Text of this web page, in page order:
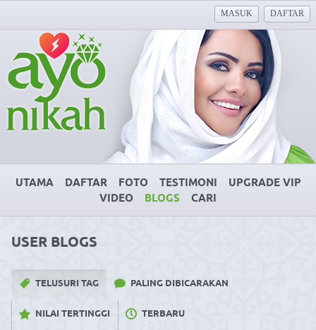
MASUK DAFTAR
UTAMA DAFTAR FOTO TESTIMONI
UPGRADE VIP
VIDEO
BLOGS CARI
USER BLOGS
TELUSURI TAG PALING DIBICARAKAN
NILAI TERTINGGI TERBARU